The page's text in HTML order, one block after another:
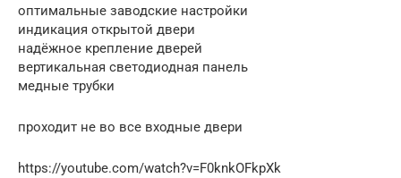
оптимальные заводские настройки
индикация открытой двери
надёжное крепление дверей
вертикальная светодиодная панель
медные трубки
проходит не во все входные двери
https://youtube.com/watch?v=F0knkOFkpXk